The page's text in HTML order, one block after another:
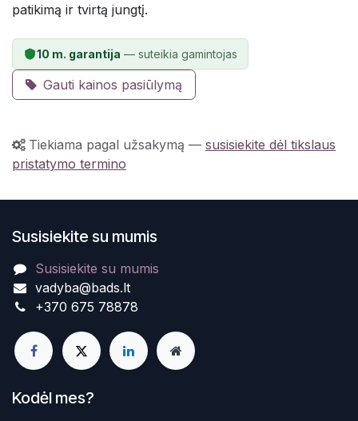
patikimą ir tvirtą jungtį.
10 m. garantija — suteikia gamintojas
Gauti kainos pasiūlymą
Tiekiama pagal užsakymą — susisiekite dėl tikslaus
pristatymo termino
Susisiekite su mumis
Susisiekite su mumis
vadyba@bads.lt
+370 675 78878
Kodėl mes?